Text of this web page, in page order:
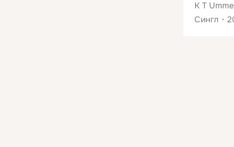
K T
Сингл